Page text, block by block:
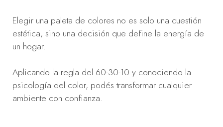
Elegir una paleta de colores no es solo una cuestión
estética, sino una decisión que define la energía de
un hogar.
Aplicando la regla del 60-30-10 y conociendo la
psicología del color, podés transformar cualquier
ambiente con confianza.